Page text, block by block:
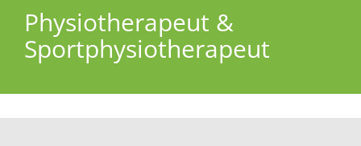
Physiotherapeut &
Sportphysiotherapeut